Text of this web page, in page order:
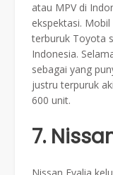
atau MPV di
ekspektasi.
terburuk Toyota
Indonesia.
sebagai yang
justru terpuruk
600 unit.
7.
Nissan Evalia